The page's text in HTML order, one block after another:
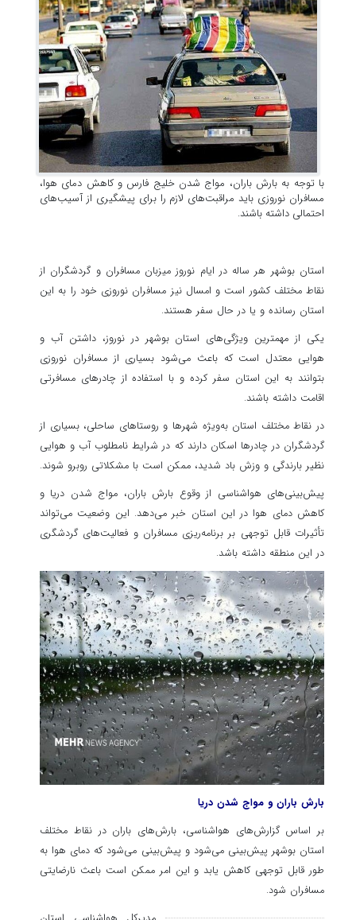
با توجه به بارش باران، مواج شدن خلیج فارس و کاهش دمای هوا،
مسافران نوروزی باید مراقبت‌های لازم را برای پیشگیری از آسیب‌های
احتمالی داشته باشند.
استان بوشهر هر ساله در ایام نوروز میزبان مسافران و گردشگران از
نقاط مختلف کشور است و امسال نیز مسافران نوروزی خود را به این
استان رسانده و یا در حال سفر هستند.
یکی از مهمترین ویژگی‌های استان بوشهر در نوروز، داشتن آب و
هوایی معتدل است که باعث می‌شود بسیاری از مسافران نوروزی
بتوانند به این استان سفر کرده و با استفاده از چادرهای مسافرتی
اقامت داشته باشند.
در نقاط مختلف استان به‌ویژه شهرها و روستاهای ساحلی، بسیاری از
گردشگران در چادرها اسکان دارند که در شرایط نامطلوب آب و هوایی
نظیر بارندگی و وزش باد شدید، ممکن است با مشکلاتی روبرو شوند.
پیش‌بینی‌های هواشناسی از وقوع بارش باران، مواج شدن دریا و
کاهش دمای هوا در این استان خبر می‌دهد. این وضعیت می‌تواند
تأثیرات قابل توجهی بر برنامه‌ریزی مسافران و فعالیت‌های گردشگری
در این منطقه داشته باشد.
بارش باران و مواج شدن دریا
بر اساس گزارش‌های هواشناسی، بارش‌های باران در نقاط مختلف
استان بوشهر پیش‌بینی می‌شود و پیش‌بینی می‌شود که دمای هوا به
طور قابل توجهی کاهش یابد و این امر ممکن است باعث نارضایتی
مسافران شود.